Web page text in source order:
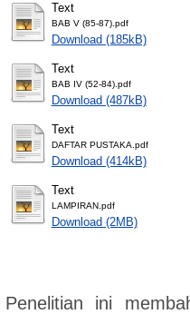
Text
BAB V (85-87).pdf
Download (185kB)
Text
BAB IV (52-84).pdf
Download (487kB)
Text
DAFTAR PUSTAKA.pdf
Download (414kB)
Text
LAMPIRAN.pdf
Download (2MB)
Penelitian ini